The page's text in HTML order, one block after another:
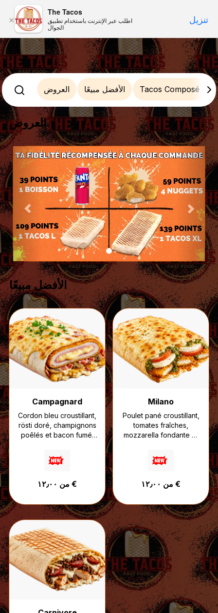
×
The Tacos
اطلب عبر الإنترنت باستخدام تطبيق
الجوال
تنزيل
العروض الأفضل مبيعًا Tacos Composé
العروض
الأفضل مبيعًا
Campagnard
Cordon bleu croustillant,
rösti doré, champignons
poêlés et bacon fumé,
fromagère puis gratinés
à la raclette.
réconfortante, pensée
fromage et de textures
généreuses.
من ١٢٫٠٠ €
Milano
Poulet pané croustillant,
tomates fraîches,
mozzarella fondante et
accompagnés de sauce
fromagère puis gratinés
Un tacos inspiré des
fraîcheur, crémeux et
croustillant.
من ١٢٫٠٠ €